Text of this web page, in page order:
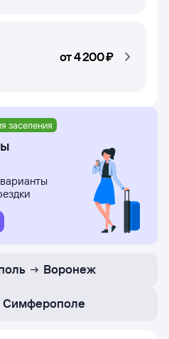
от4 ⁠200 ⁠₽
заселения
Воронеж
Симферополе